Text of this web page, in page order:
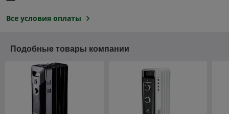
Все условия оплаты
Подобные товары компании